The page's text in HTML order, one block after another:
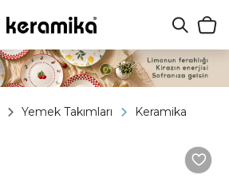
Yemek Takımları Keramika